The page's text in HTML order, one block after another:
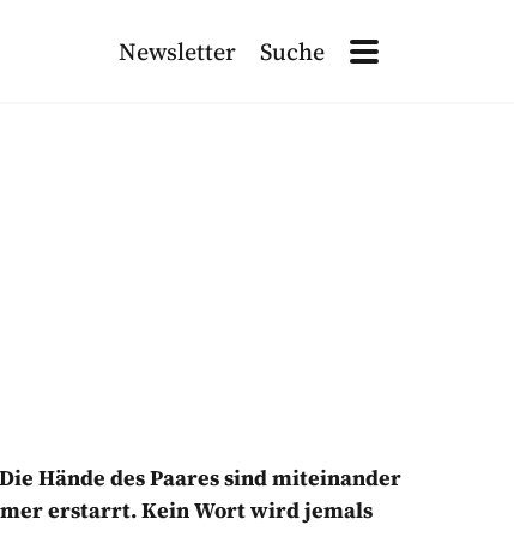
Suche
Newsletter
für die Verarbeitung dieser Daten verantwortlich sind.
Hände des Paares sind miteinander
erstarrt. Kein Wort wird jemals